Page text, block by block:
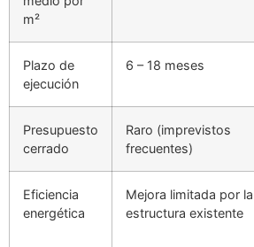
m²
Plazo de
ejecución
6 – 18 meses
Presupuesto
cerrado
Raro (imprevistos
frecuentes)
Eficiencia
energética
Mejora limitada por la
estructura existente